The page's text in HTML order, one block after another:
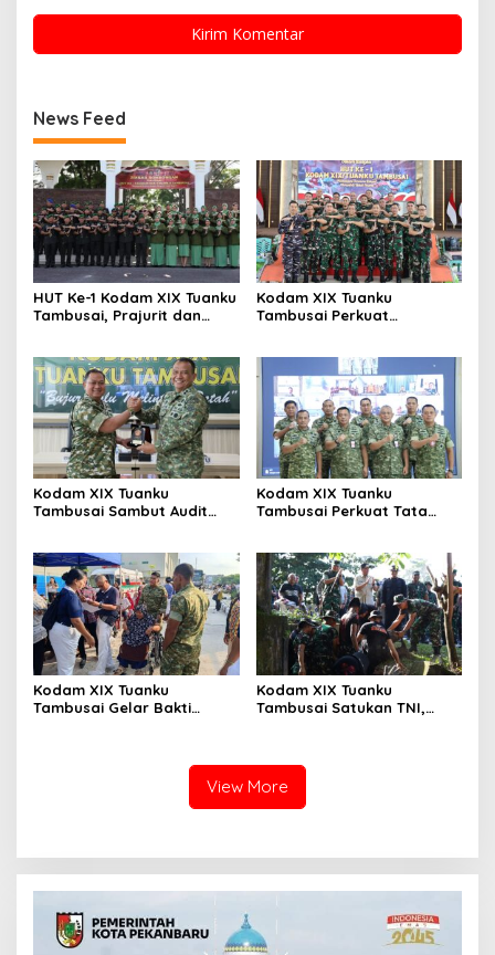
News Feed
HUT Ke-1 Kodam XIX Tuanku
Tambusai, Prajurit dan
Kusuma Dharma
Kodam XIX Tuanku
Tambusai Perkuat
Kodam XIX Tuanku
Tambusai Sambut Audit
Kunci
Kodam XIX Tuanku
Tambusai Perkuat Tata
Penatausahaan Sesi II TA
2026
Kodam XIX Tuanku
Tambusai Gelar Bakti
Kodam XIX Tuanku
Tambusai Satukan TNI,
View More